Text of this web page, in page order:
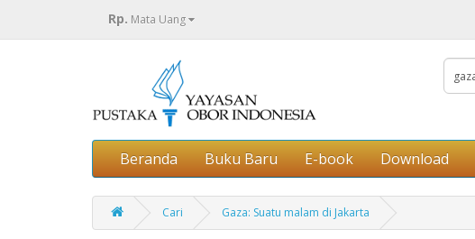
Rp. Mata Uang
Beranda Buku Baru E-book Download
Cari Gaza: Suatu malam di Jakarta